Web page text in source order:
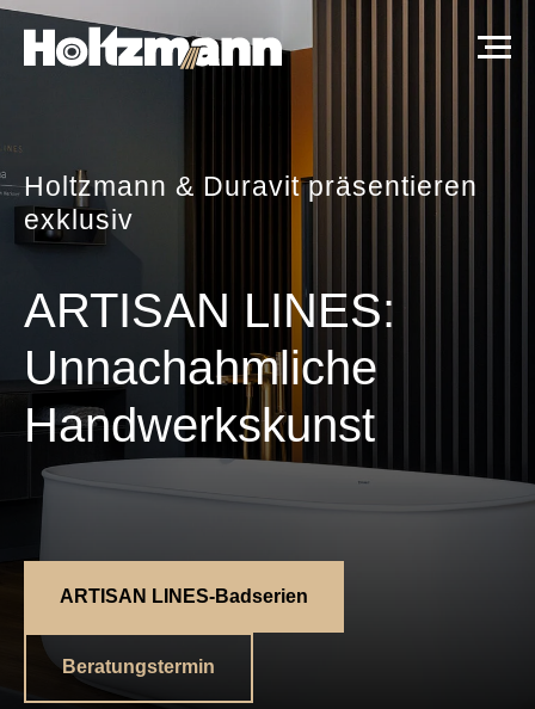
Holtzmann & Duravit präsentieren
exklusiv
ARTISAN LINES:
Unnachahmliche
Handwerkskunst
ARTISAN LINES-Badserien
Beratungstermin